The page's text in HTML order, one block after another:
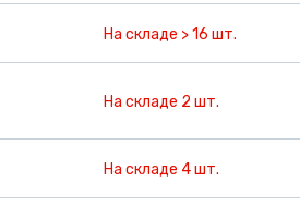
На складе > 16 шт.
На складе 2 шт.
На складе 4 шт.